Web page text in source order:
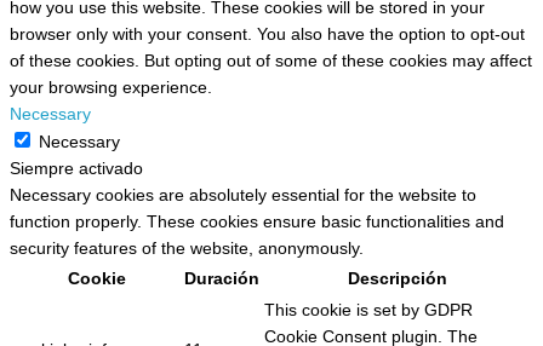
how you use this website. These cookies will be stored in your
browser only with your consent. You also have the option to opt-out
of these cookies. But opting out of some of these cookies may affect
your browsing experience.
Necessary
Necessary
Siempre activado
Necessary cookies are absolutely essential for the website to
function properly. These cookies ensure basic functionalities and
security features of the website, anonymously.
Cookie
Duración Descripción
This cookie is set by GDPR
Cookie Consent plugin. The